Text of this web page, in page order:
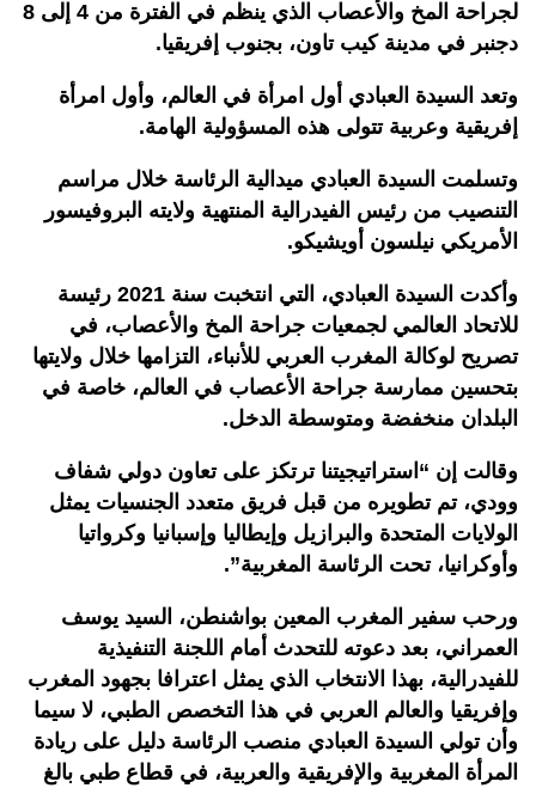
لجراحة المخ والأعصاب الذي ينظم في الفترة من 4 إلى 8
دجنبر في مدينة كيب تاون، بجنوب إفريقيا.
وتعد السيدة العبادي أول امرأة في العالم، وأول امرأة
إفريقية وعربية تتولى هذه المسؤولية الهامة.
وتسلمت السيدة العبادي ميدالية الرئاسة خلال مراسم
التنصيب من رئيس الفيدرالية المنتهية ولايته البروفيسور
الأمريكي نيلسون أويشيكو.
وأكدت السيدة العبادي، التي انتخبت سنة 2021 رئيسة
للاتحاد العالمي لجمعيات جراحة المخ والأعصاب، في
تصريح لوكالة المغرب العربي للأنباء، التزامها خلال ولايتها
بتحسين ممارسة جراحة الأعصاب في العالم، خاصة في
البلدان منخفضة ومتوسطة الدخل.
وقالت إن “استراتيجيتنا ترتكز على تعاون دولي شفاف
وودي، تم تطويره من قبل فريق متعدد الجنسيات يمثل
الولايات المتحدة والبرازيل وإيطاليا وإسبانيا وكرواتيا
وأوكرانيا، تحت الرئاسة المغربية”.
ورحب سفير المغرب المعين بواشنطن، السيد يوسف
العمراني، بعد دعوته للتحدث أمام اللجنة التنفيذية
للفيدرالية، بهذا الانتخاب الذي يمثل اعترافا بجهود المغرب
وإفريقيا والعالم العربي في هذا التخصص الطبي، لا سيما
وأن تولي السيدة العبادي منصب الرئاسة دليل على ريادة
المرأة المغربية والإفريقية والعربية، في قطاع طبي بالغ